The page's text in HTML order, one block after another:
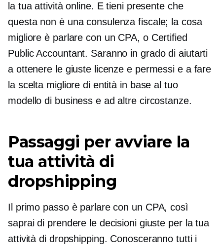
la tua attività online. E tieni presente che
questa non è una consulenza fiscale; la cosa
migliore è parlare con un CPA, o Certified
Public Accountant. Saranno in grado di aiutarti
a ottenere le giuste licenze e permessi e a fare
la scelta migliore di entità in base al tuo
modello di business e ad altre circostanze.
Passaggi per avviare la
tua attività di
dropshipping
Il primo passo è parlare con un CPA, così
saprai di prendere le decisioni giuste per la tua
attività di dropshipping. Conosceranno tutti i